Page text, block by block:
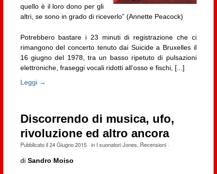
quello è il loro dono per gli
altri, se sono in grado di riceverlo” (Annette Peacock)
Potrebbero bastare i 23 minuti di registrazione che ci
rimangono del concerto tenuto dai Suicide a Bruxelles il
16 giugno del 1978, tra un basso ripetuto di pulsazioni
elettroniche, fraseggi vocali ridotti all’osso e fischi, [...]
Leggi →
Discorrendo di musica, ufo,
rivoluzione ed altro ancora
Pubblicato il24 Giugno 2015· in I suonatori Jones, Recensioni·
di Sandro Moiso